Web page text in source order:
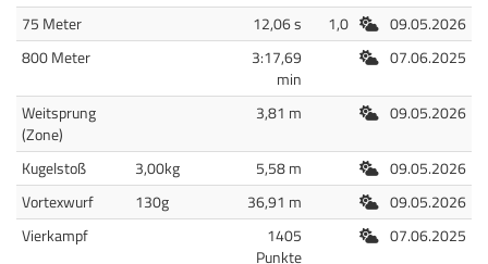
75 Meter
12,06 s 1,0 Freiluft
09.05.2026
800 Meter
3:17,69
min
Freiluft
07.06.2025
Weitsprung
(Zone)
3,81 m Freiluft
09.05.2026
Kugelstoß 3,00kg 5,58 m Freiluft
09.05.2026
Vortexwurf
130g 36,91 m Freiluft
09.05.2026
Vierkampf
1405
Punkte
Freiluft
07.06.2025